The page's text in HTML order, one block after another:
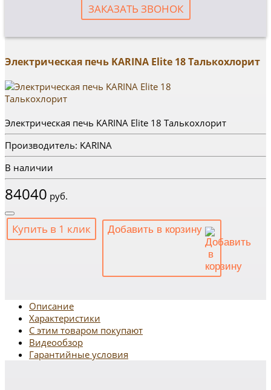
ЗАКАЗАТЬ ЗВОНОК
Электрическая печь KARINA Elite 18 Талькохлорит
Электрическая печь KARINA Elite 18 Талькохлорит
Производитель: KARINA
В наличии
84040 руб.
Купить в 1 клик Добавить в корзину
Описание
Характеристики
С этим товаром покупают
Видеообзор
Гарантийные условия